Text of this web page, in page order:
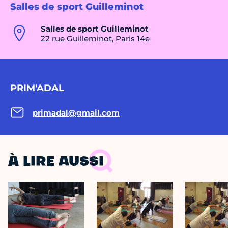
Salles de sport Guilleminot
Salles de sport Guilleminot
22 rue Guilleminot, Paris 14e
PRIM'ADAL
primadal@gmail.com
À LIRE AUSSI